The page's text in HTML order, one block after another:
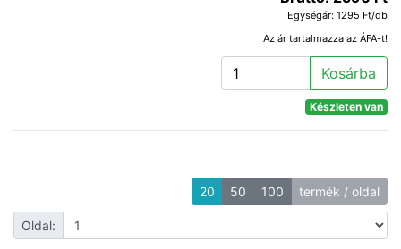
Egységár: 1295 Ft/db
Az ár tartalmazza az ÁFA-t!
Kosárba
Készleten van
20 50 100 termék / oldal
Oldal: